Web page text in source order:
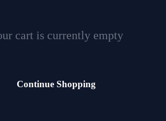
cart is currently empty
Continue Shopping